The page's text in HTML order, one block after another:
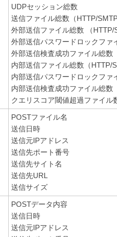
UDPセッション総数
送信ファイル総数（HTTP/
外部送信ファイル総数 （HTTP/
外部送信パスワードロックファ
外部送信検査成功ファイル総数
内部送信ファイル総数（HTTP/
内部送信パスワードロックファ
内部送信検査成功ファイル総数
クエリスコア閾値超過ファイル
POSTファイル名
送信日時
送信元IPアドレス
送信先ポート番号
送信先サイト名
送信先URL
送信サイズ
POSTデータ内容
送信日時
送信元IPアドレス